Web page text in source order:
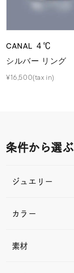
CANAL ４℃
シルバー リング
¥16,500(tax in)
条件から選ぶ
ジュエリー
カラー
素材